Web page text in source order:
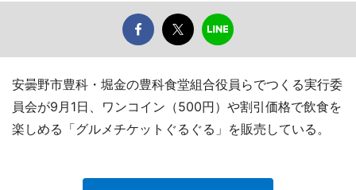
安曇野市豊科・堀金の豊科食堂組合役員らでつくる実行委
員会が9月1日、ワンコイン（500円）や割引価格で飲食を
楽しめる「グルメチケットぐるぐる」を販売している。